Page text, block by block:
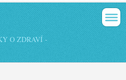
O ZDRAVÍ -